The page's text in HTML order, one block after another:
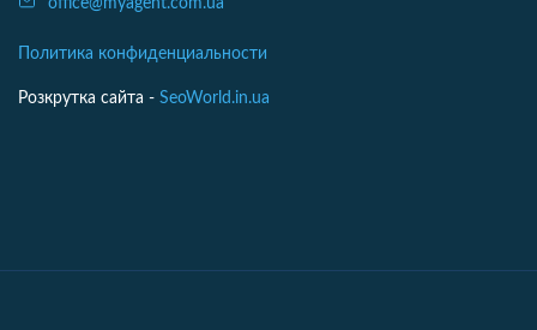
office@myagent.com.ua
Политика конфиденциальности
Розкрутка сайта - SeoWorld.in.ua